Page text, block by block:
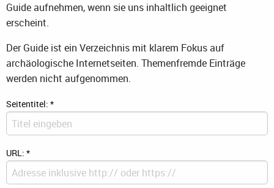
Guide aufnehmen, wenn sie uns inhaltlich geeignet
erscheint.
Der Guide ist ein Verzeichnis mit klarem Fokus auf
archäologische Internetseiten. Themenfremde Einträge
werden nicht aufgenommen.
Seitentitel: *
URL: *